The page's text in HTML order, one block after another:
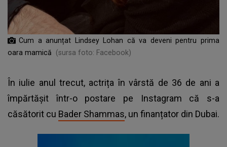
Cum a anunțat Lindsey Lohan că va deveni pentru prima
oara mamică
(sursa foto: Facebook)
În iulie anul trecut, actrița în vârstă de 36 de ani a
împărtășit într-o postare pe Instagram că s-a
căsătorit cu Bader Shammas, un finanțator din Dubai.